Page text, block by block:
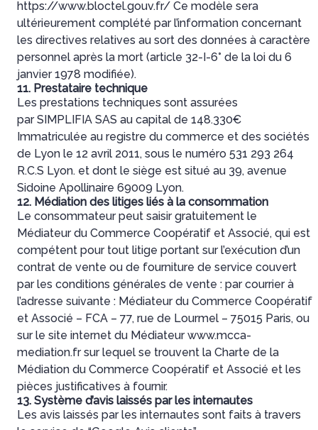
https://www.bloctel.gouv.fr/ Ce modèle sera
ultérieurement complété par l’information concernant
les directives relatives au sort des données à caractère
personnel après la mort (article 32-I-6° de la loi du 6
janvier 1978 modifiée).
11. Prestataire technique
Les prestations techniques sont assurées
par SIMPLIFIA SAS au capital de 148.330€
Immatriculée au registre du commerce et des sociétés
de Lyon le 12 avril 2011, sous le numéro 531 293 264
R.C.S Lyon. et dont le siège est situé au 39, avenue
Sidoine Apollinaire 69009 Lyon.
12. Médiation des litiges liés à la consommation
Le consommateur peut saisir gratuitement le
Médiateur du Commerce Coopératif et Associé, qui est
compétent pour tout litige portant sur l’exécution d’un
contrat de vente ou de fourniture de service couvert
par les conditions générales de vente : par courrier à
l’adresse suivante : Médiateur du Commerce Coopératif
et Associé – FCA – 77, rue de Lourmel – 75015 Paris, ou
sur le site internet du Médiateur www.mcca-
mediation.fr sur lequel se trouvent la Charte de la
Médiation du Commerce Coopératif et Associé et les
pièces justificatives à fournir.
13. Système d’avis laissés par les internautes
Les avis laissés par les internautes sont faits à travers